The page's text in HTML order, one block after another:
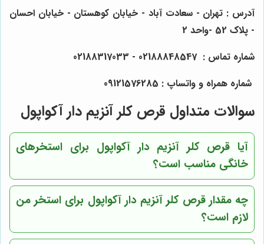
آدرس : تهران - سعادت آباد - خیابان کوهستان - خیابان احسان
- پلاک 52 -واحد 2
شماره تماس : 02188848547 - 02188317033
شماره همراه و واتساپ : 09121576285
سوالات متداول قرص کلر آنزیم دار آکواپول
آیا قرص کلر آنزیم دار آکواپول برای استخرهای
خانگی مناسب است؟
چه مقدار قرص کلر آنزیم دار آکواپول برای استخر من
لازم است؟